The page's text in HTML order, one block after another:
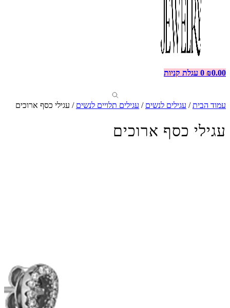
₪0.00
0 עגלת קניות
עמוד הבית/ עגילים לנשים / עגילים תלויים לנשים / עגילי כסף ארוכים
עגילי כסף ארוכים